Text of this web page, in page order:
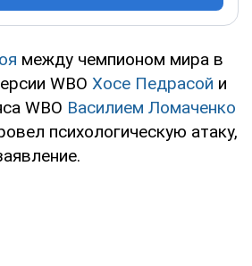
между чемпионом мира в
WBO Хосе Педрасой и
WBO Василием Ломаченко
психологическую атаку,